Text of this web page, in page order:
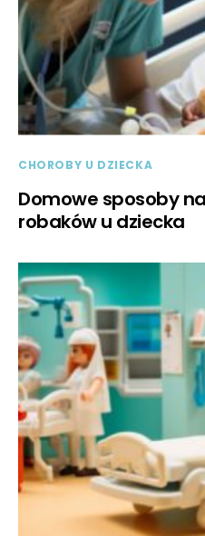
CHOROBY U DZIECKA
Domowe sposoby
robaków u dziecka